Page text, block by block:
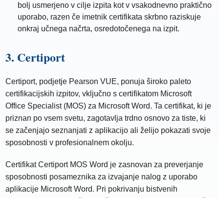
bolj usmerjeno v cilje izpita kot v vsakodnevno praktično
uporabo, razen če imetnik certifikata skrbno raziskuje
onkraj učnega načrta, osredotočenega na izpit.
3. Certiport
Certiport, podjetje Pearson VUE, ponuja široko paleto
certifikacijskih izpitov, vključno s certifikatom Microsoft
Office Specialist (MOS) za Microsoft Word. Ta certifikat, ki je
priznan po vsem svetu, zagotavlja trdno osnovo za tiste, ki
se začenjajo seznanjati z aplikacijo ali želijo pokazati svoje
sposobnosti v profesionalnem okolju.
Certifikat Certiport MOS Word je zasnovan za preverjanje
sposobnosti posameznika za izvajanje nalog z uporabo
aplikacije Microsoft Word. Pri pokrivanju bistvenih